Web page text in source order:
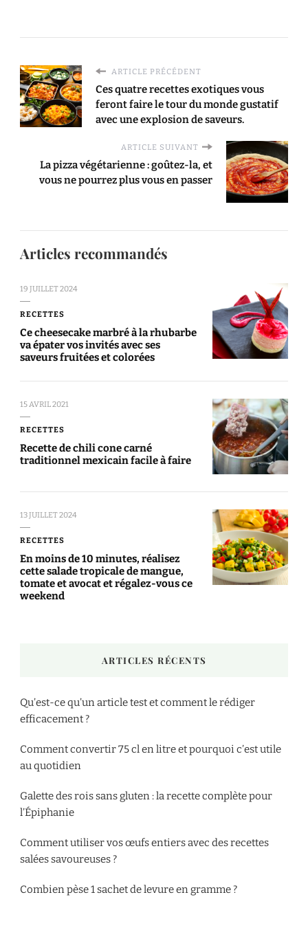
ARTICLE PRÉCÉDENT
Ces quatre recettes exotiques vous
feront faire le tour du monde gustatif
avec une explosion de saveurs.
ARTICLE SUIVANT
La pizza végétarienne : goûtez-la, et
vous ne pourrez plus vous en passer
Articles recommandés
19 JUILLET 2024
RECETTES
Ce cheesecake marbré à la rhubarbe
va épater vos invités avec ses
saveurs fruitées et colorées
15 AVRIL 2021
RECETTES
Recette de chili cone carné
traditionnel mexicain facile à faire
13 JUILLET 2024
RECETTES
En moins de 10 minutes, réalisez
cette salade tropicale de mangue,
tomate et avocat et régalez-vous ce
weekend
ARTICLES RÉCENTS
Qu’est-ce qu’un article test et comment le rédiger
efficacement ?
Comment convertir 75 cl en litre et pourquoi c’est utile
au quotidien
Galette des rois sans gluten : la recette complète pour
l’Épiphanie
Comment utiliser vos œufs entiers avec des recettes
salées savoureuses ?
Combien pèse 1 sachet de levure en gramme ?